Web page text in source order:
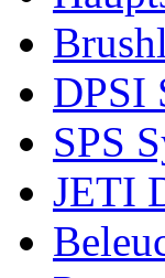
DPSI
SPS
JETI